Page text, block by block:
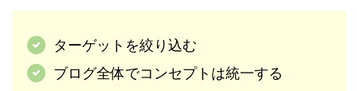
ターゲットを絞り込む
ブログ全体でコンセプトは統一する